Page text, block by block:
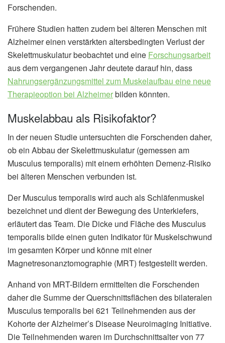
Forschenden.
Frühere Studien hatten zudem bei älteren Menschen mit
Alzheimer einen verstärkten altersbedingten Verlust der
Skelettmuskulatur beobachtet und eine Forschungsarbeit
aus dem vergangenen Jahr deutete darauf hin, dass
Nahrungsergänzungsmittel zum Muskelaufbau eine neue
Therapieoption bei Alzheimerbilden könnten.
Muskelabbau als Risikofaktor?
In der neuen Studie untersuchten die Forschenden daher,
ob ein Abbau der Skelettmuskulatur (gemessen am
Musculus temporalis) mit einem erhöhten Demenz-Risiko
bei älteren Menschen verbunden ist.
Der Musculus temporalis wird auch als Schläfenmuskel
bezeichnet und dient der Bewegung des Unterkiefers,
erläutert das Team. Die Dicke und Fläche des Musculus
temporalis bilde einen guten Indikator für Muskelschwund
im gesamten Körper und könne mit einer
Magnetresonanztomographie (MRT) festgestellt werden.
Anhand von MRT-Bildern ermittelten die Forschenden
daher die Summe der Querschnittsflächen des bilateralen
Musculus temporalis bei 621 Teilnehmenden aus der
Kohorte der Alzheimer’s Disease Neuroimaging Initiative.
Die Teilnehmenden waren im Durchschnittsalter von 77